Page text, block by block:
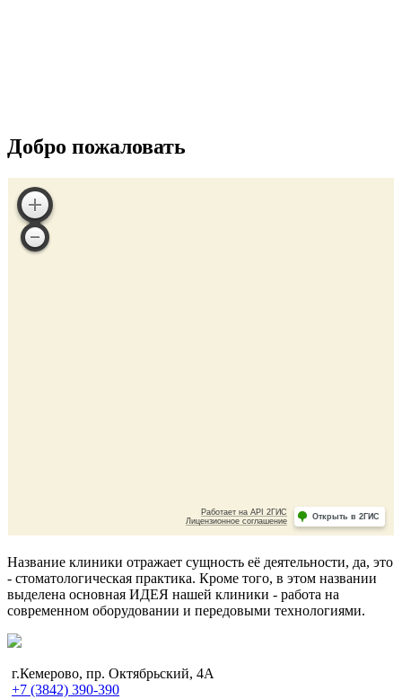
Добро пожаловать
Название клиники отражает сущность её деятельности, да, это
- стоматологическая практика. Кроме того, в этом названии
выделена основная ИДЕЯ нашей клиники - работа на
современном оборудовании и передовыми технологиями.
г.Кемерово, пр. Октябрьский, 4А
+7 (3842) 390-390